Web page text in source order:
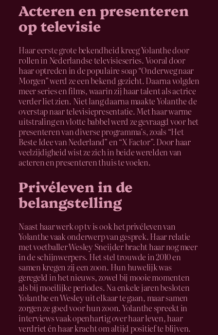
Acteren en presenteren
op televisie
Haar eerste grote bekendheid kreeg Yolanthe door
rollen in Nederlandse televisieseries. Vooral door
haar optreden in de populaire soap “Onderweg naar
Morgen” werd ze een bekend gezicht. Daarna volgden
meer series en films, waarin zij haar talent als actrice
verder liet zien. Niet lang daarna maakte Yolanthe de
overstap naar televisiepresentatie. Met haar warme
uitstraling en vlotte babbel werd ze gevraagd voor het
presenteren van diverse programma’s, zoals “Het
Beste Idee van Nederland” en “X Factor”. Door haar
veelzijdigheid wist ze zich in beide werelden van
acteren en presenteren thuis te voelen.
Privéleven in de
belangstelling
Naast haar werk op tv is ook het privéleven van
Yolanthe vaak onderwerp van gesprek. Haar relatie
met voetballer Wesley Sneijder bracht haar nog meer
in de schijnwerpers. Het stel trouwde in 2010 en
samen kregen zij een zoon. Hun huwelijk was
geregeld in het nieuws, zowel bij mooie momenten
als bij moeilijke periodes. Na enkele jaren besloten
Yolanthe en Wesley uit elkaar te gaan, maar samen
zorgen ze goed voor hun zoon. Yolanthe spreekt in
interviews vaak openhartig over haar leven, haar
verdriet én haar kracht om altijd positief te blijven.